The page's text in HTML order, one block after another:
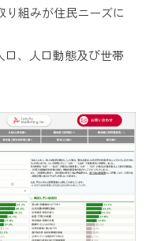
り組みが住民ニーズに
、人口動態及び世帯